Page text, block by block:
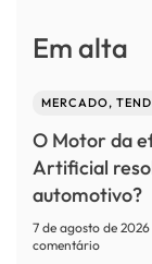
Em alta
MERCADO,
O Motor da
Artificial
automotivo?
7 de agosto de
comentárioem